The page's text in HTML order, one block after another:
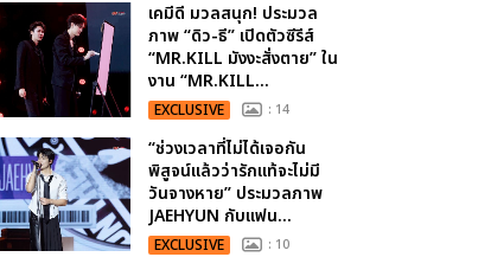
เคมีดี มวลสนุก! ประมวล
ภาพ “ดิว-ธี” เปิดตัวซีรีส์
“MR.KILL มังงะสั่งตาย” ใน
งาน “MR.KILL...
EXCLUSIVE : 14
“ช่วงเวลาที่ไม่ได้เจอกัน
พิสูจน์แล้วว่ารักแท้จะไม่มี
วันจางหาย” ประมวลภาพ
JAEHYUN กับแฟน...
EXCLUSIVE : 10